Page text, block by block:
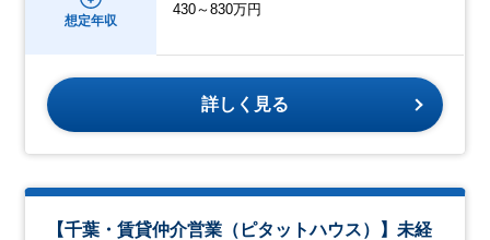
想定年収
430～830万円
詳しく見る
【千葉・賃貸仲介営業（ピタットハウス）】未経